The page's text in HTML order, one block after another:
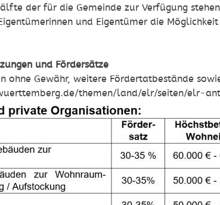
der für die Gemeinde zur Verfügung
und Eigentümer die
und Fördersätze
ohne Gewähr, weitere Fördertatbestände
themen/land/elr/seiten/elr-